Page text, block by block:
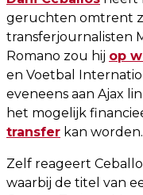
geruchten omtrent
transferjournalisten
Romano zou hij op
en Voetbal
eveneens aan Ajax
het mogelijk
transfer kan worden.
Zelf reageert
waarbij de titel van